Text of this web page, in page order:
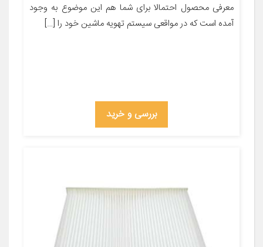
معرفی محصول احتمالا برای شما هم این موضوع به وجود
آمده است که در مواقعی سیستم تهویه ماشین خود را […]
بررسی و خرید